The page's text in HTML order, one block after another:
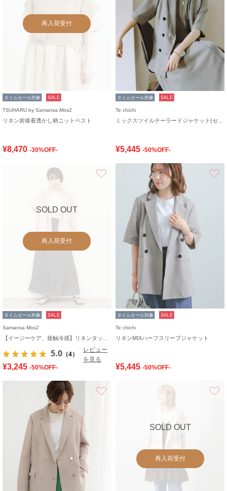
再入荷受付
タイムセール対象 SALE
TSUHARU by Samansa Mos2
リネン前後着透かし柄ニットベスト
¥8,470 -30%OFF-
タイムセール対象 SALE
Te chichi
¥5,445 -50%OFF-
SOLD OUT
再入荷受付
タイムセール対象 SALE
Samansa Mos2
5.0 （4）
レビュー
を見る
¥3,245 -50%OFF-
タイムセール対象 SALE
Te chichi
リネンMIXハーフスリーブジャケット
¥5,445 -50%OFF-
SOLD OUT
再入荷受付